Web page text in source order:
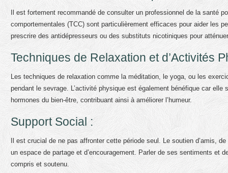
Il est fortement recommandé de consulter un professionnel de la santé
comportementales (TCC) sont particulièrement efficaces pour aider les
prescrire des antidépresseurs ou des substituts nicotiniques pour
Techniques de Relaxation et d’Activités
Les techniques de relaxation comme la méditation, le yoga, ou les
pendant le sevrage. L’activité physique est également bénéfique car
hormones du bien-être, contribuant ainsi à améliorer l’humeur.
Support Social :
Il est crucial de ne pas affronter cette période seul. Le soutien d’amis,
un espace de partage et d’encouragement. Parler de ses sentiments et
compris et soutenu.